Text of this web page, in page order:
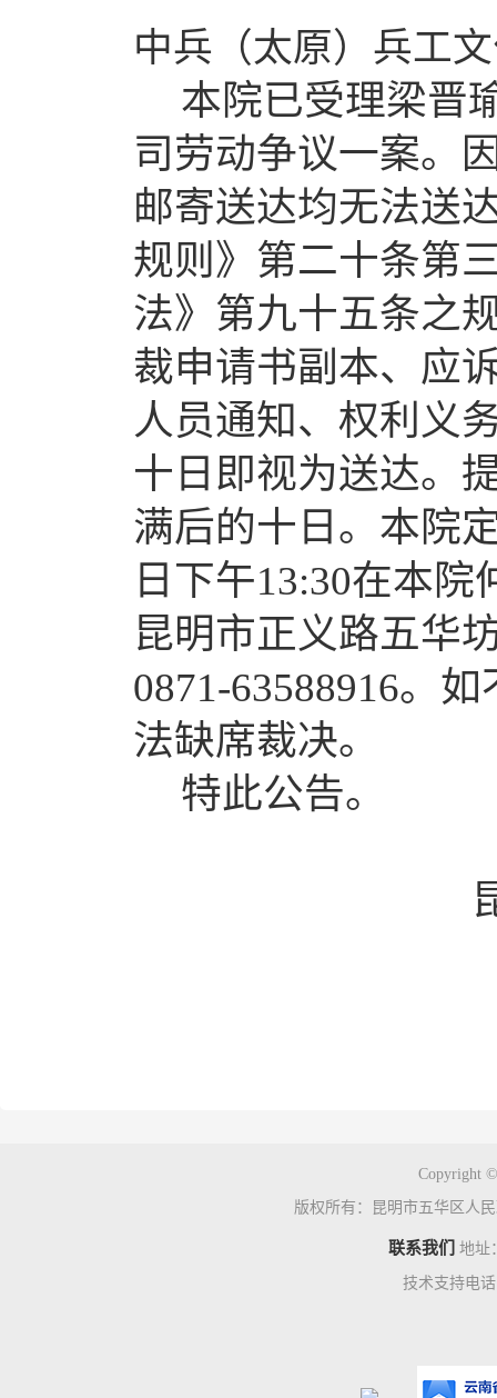
中兵（太原）兵工
本院已受理梁晋
司劳动争议一案。
邮寄送达均无法送
规则》第二十条第
法》第九十五条之
裁申请书副本、应
人员通知、权利义
十日即视为送达。
满后的十日。本院
日下午13:30在本
昆明市正义路五华
0871-63588916。
法缺席裁决。
特此公告。
Copyright
版权所有：昆明市五华区人
联系我们 地址
技术支持电